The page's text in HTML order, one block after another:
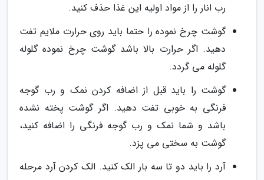
رب انار را از مواد اولیه این غذا حذف کنید.
گوشت چرخ نموده را حتما باید روی حرارت ملایم تفت
دهید. اگر حرارت بالا باشد گوشت چرخ نموده گلوله
گلوله می گردد.
گوشت را باید قبل از اضافه کردن نمک و رب گوجه
فرنگی به خوبی تفت دهید. اگر گوشت پخته نشده
باشد و شما نمک و رب گوجه فرنگی را اضافه کنید،
گوشت به سختی می پزد.
آرد را باید دو تا سه بار الک کنید. الک کردن آرد مرحله